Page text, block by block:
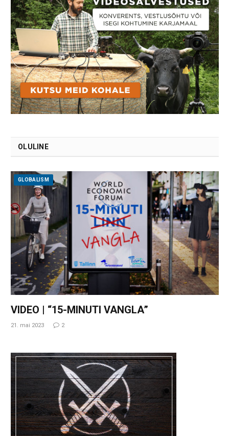
OLULINE
GLOBALISM
VIDEO | “15-MINUTI VANGLA”
21. mai 2023 2